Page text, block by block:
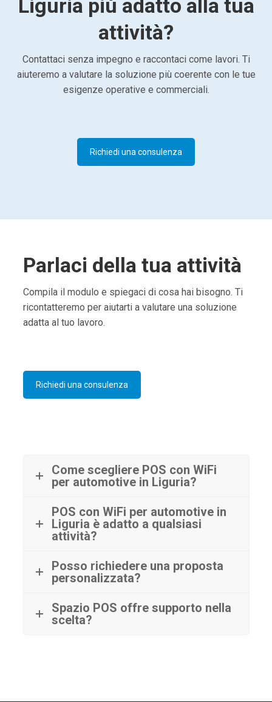
Liguria più adatto alla tua
attività?
Contattaci senza impegno e raccontaci come lavori. Ti
aiuteremo a valutare la soluzione più coerente con le tue
esigenze operative e commerciali.
Richiedi una consulenza
Parlaci della tua attività
Compila il modulo e spiegaci di cosa hai bisogno. Ti
ricontatteremo per aiutarti a valutare una soluzione
adatta al tuo lavoro.
Richiedi una consulenza
Come scegliere POS con WiFi
per automotive in Liguria?
POS con WiFi per automotive in
Liguria è adatto a qualsiasi
attività?
Posso richiedere una proposta
personalizzata?
Spazio POS offre supporto nella
scelta?